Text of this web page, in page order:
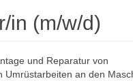
in (m/w/d)
und Reparatur von
Umrüstarbeiten an den